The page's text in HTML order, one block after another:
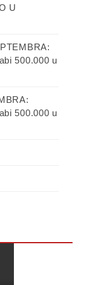
U
500.000 u
500.000 u